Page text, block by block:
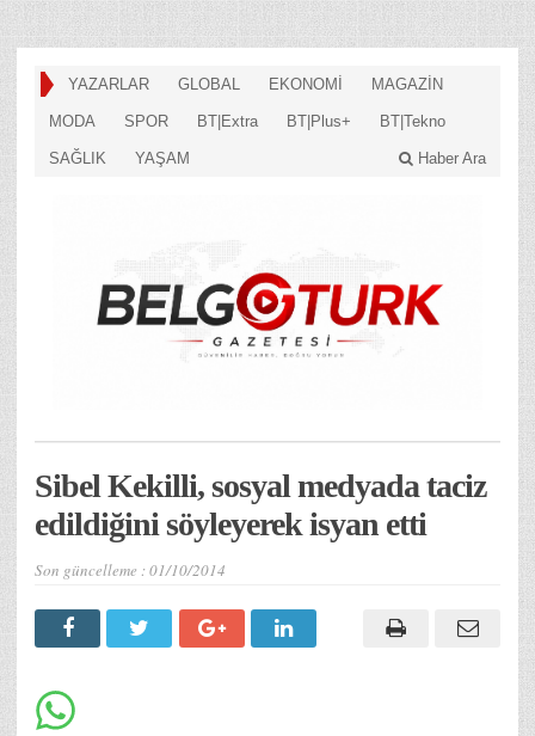
YAZARLAR GLOBAL EKONOMİ MAGAZİN
MODA SPOR BT|Extra BT|Plus+ BT|Tekno
SAĞLIK YAŞAM Haber Ara
Sibel Kekilli, sosyal medyada taciz
edildiğini söyleyerek isyan etti
Son güncelleme :01/10/2014